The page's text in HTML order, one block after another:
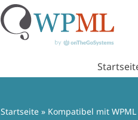
Startseite » Kompatibel mit WPML